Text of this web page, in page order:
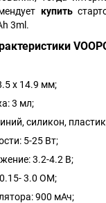
купить
3ml.
х 14.9 мм;
3 мл;
силикон,
5-25 Вт;
3.2-4.2 В;
3.0 ОМ;
900 мАч;